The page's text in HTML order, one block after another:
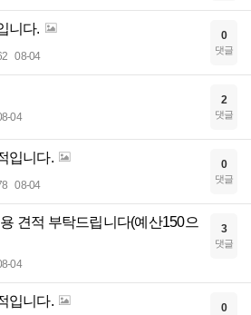
니다.
08-04
0
댓글
04
2
댓글
입니다.
08-04
0
댓글
견적 부탁드립니다(예산150으
04
3
댓글
입니다. 0